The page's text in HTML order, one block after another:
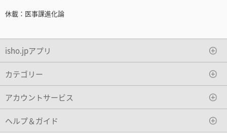
休載：医事課進化論
isho.jpアプリ
カテゴリー
アカウントサービス
ヘルプ＆ガイド